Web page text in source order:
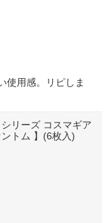
使用感。リピしま
リーズ コスマギア
ントム 】(6枚入)